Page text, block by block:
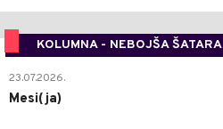
KOLUMNA - NEBOJŠA ŠATARA
23.07.2026.
Mesi(ja)